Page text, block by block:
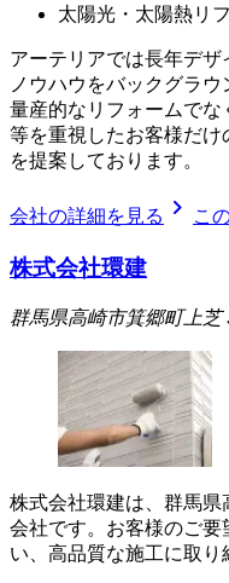
太陽光・太陽熱リ
アーテリアでは長年デ
ノウハウをバックグラ
量産的なリフォームで
等を重視したお客様だけ
を提案しております。
会社の詳細を見る chevron_right こ
株式会社環建
群馬県高崎市箕郷町上芝
株式会社環建は、群馬
会社です。お客様のご
い、高品質な施工に取り